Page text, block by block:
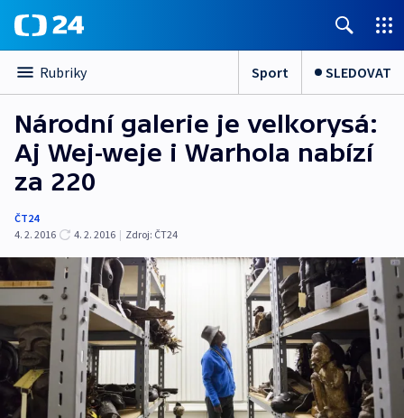
Rubriky Sport SLEDOVAT
Národní galerie je velkorysá:
Aj Wej-weje i Warhola nabízí
za 220
ČT24
4. 2. 2016
4. 2. 2016 | Zdroj: ČT24